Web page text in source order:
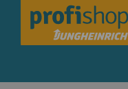
Skip to main